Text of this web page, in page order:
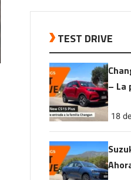
TEST DRIVE
– La
18